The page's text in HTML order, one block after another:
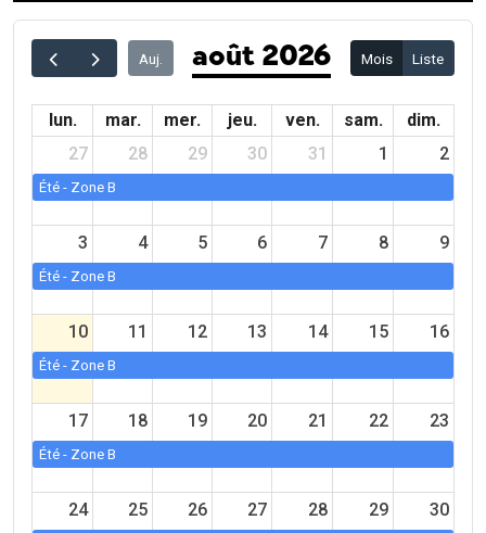
Auj. août 2026 Mois Liste
lun. mar. mer. jeu. ven. sam.
dim.
27
Été - Zone B
28 29 30 31 1 2
3
Été - Zone B
4 5 6 7 8 9
10
Été - Zone B
11 12 13 14 15 16
17
Été - Zone B
18 19 20 21 22 23
24 25 26 27 28 29 30